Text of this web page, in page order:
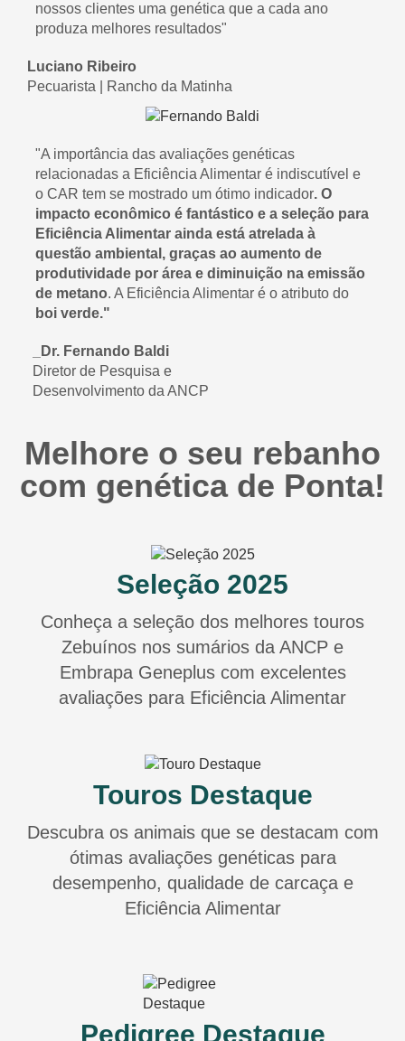
nossos clientes uma genética que a cada ano
produza melhores resultados"
Luciano Ribeiro
Pecuarista | Rancho da Matinha ​
"A importância das avaliações genéticas
relacionadas a Eficiência Alimentar é indiscutível e
o CAR tem se mostrado um ótimo indicador. O
impacto econômico é fantástico e a seleção para
Eficiência Alimentar ainda está atrelada à
questão ambiental, graças ao aumento de
produtividade por área e diminuição na emissão
de metano. A Eficiência Alimentar é o atributo do
boi verde."
_Dr. Fernando Baldi
Diretor de Pesquisa e
Desenvolvimento da ANCP
Melhore o seu rebanho
com genética de Ponta!
Seleção 2025
Conheça a seleção dos melhores touros
Zebuínos nos sumários da ANCP e
Embrapa Geneplus com excelentes
avaliações para Eficiência Alimentar
Touros Destaque
Descubra os animais que se destacam com
ótimas avaliações genéticas para
desempenho, qualidade de carcaça e
Eficiência Alimentar
Pedigree Destaque